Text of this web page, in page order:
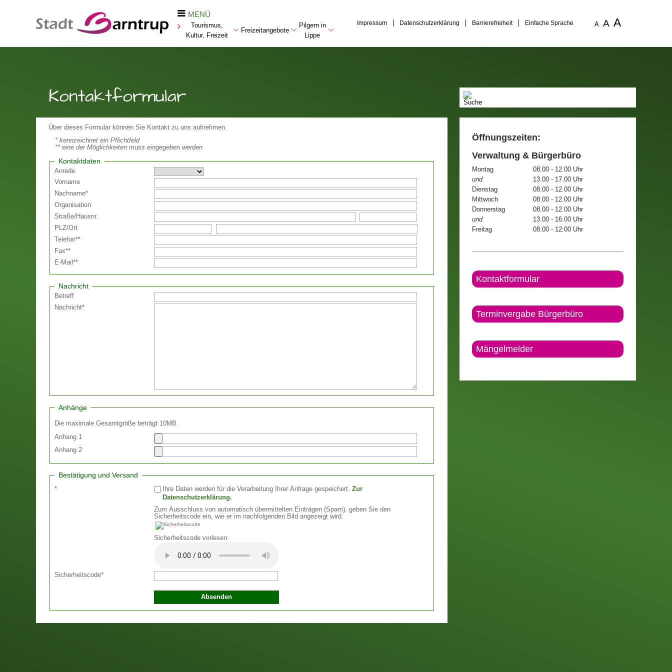
MENÜ
Tourismus,
Kultur, Freizeit
Freizeitangebote
Pilgern in
Lippe
Impressum Datenschutzerklärung Barrierefreiheit Einfache Sprache A A A
Kontaktformular
Über dieses Formular können Sie Kontakt zu uns aufnehmen.
* kennzeichnet ein Pflichtfeld
** eine der Möglichkeiten muss eingegeben werden
Kontaktdaten
Anrede
Vorname
Nachname*
Organisation
Straße/Hausnr.
PLZ/Ort
Telefon**
Fax**
E-Mail**
Nachricht
Betreff
Nachricht*
Anhänge
Die maximale Gesamtgröße beträgt 10MB.
Anhang 1
Anhang 2
Bestätigung und Versand
* Ihre Daten werden für die Verarbeitung Ihrer Anfrage gespeichert. Zur
Datenschutzerklärung.
Zum Ausschluss von automatisch übermittelten Einträgen (Spam), geben Sie den
Sicherheitscode ein, wie er im nachfolgenden Bild angezeigt wird.
Sicherheitscode vorlesen:
Sicherheitscode*
Öffnungszeiten:
Verwaltung & Bürgerbüro
Montag
08.00 - 12.00 Uhr
und
13.00 - 17.00 Uhr
Dienstag
08.00 - 12.00 Uhr
Mittwoch
08.00 - 12.00 Uhr
Donnerstag
08.00 - 12.00 Uhr
und
13.00 - 16.00 Uhr
Freitag
08.00 - 12:00 Uhr
Kontaktformular
Terminvergabe Bürgerbüro
Mängelmelder